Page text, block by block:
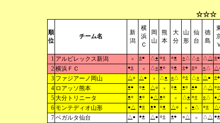
☆☆☆
順
位
チーム名
新
潟
横
浜
Ｃ
岡
山
熊
本
大
分
山
形
仙
台
徳
島
1 アルビレックス新潟 × ○● △ ● ○○ ○● ○△ △○ △ △ ○●
2 横浜ＦＣ ●○ × △○ ●○ ○● ○● ○○ ○△ △
3 ファジアーノ岡山 △○ △ ● × △ ● ○△ ○○ △○ △ ● ○●
4 ロアッソ熊本 ●● ○● △○ × ○● ●○ ●● △ △ ○○
5 大分トリニータ ●○ ●○ ●△ ●○ × △ ● ○○ ○△ ●
6 モンテディオ山形 ●△ ●○ ●● ○● △○ × ●△ ○○ △
7 ベガルタ仙台 △ ● ●● △ ● ○○ ●● ○△ × △ △ ●●